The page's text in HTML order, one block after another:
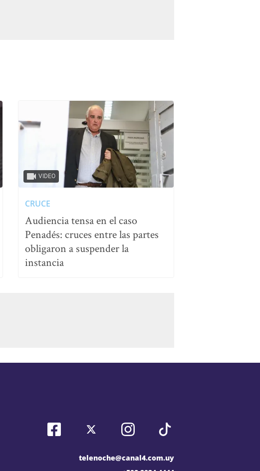
VIDEO
CRUCE
Audiencia tensa en el caso
Penadés: cruces entre las partes
obligaron a suspender la
instancia
telenoche@canal4.com.uy